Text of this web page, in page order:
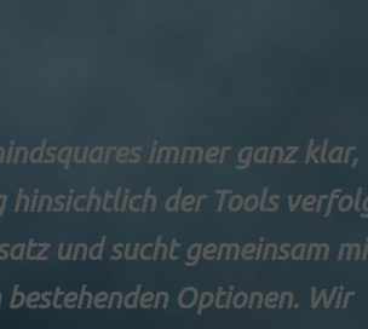
immer ganz klar,
hinsichtlich der Tools
und sucht gemeinsam
Optionen. Wir